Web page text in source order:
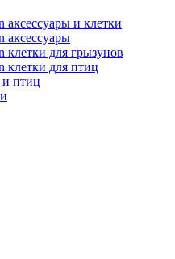
аксессуары и клетки
аксессуары
клетки для грызунов
клетки для птиц
и птиц